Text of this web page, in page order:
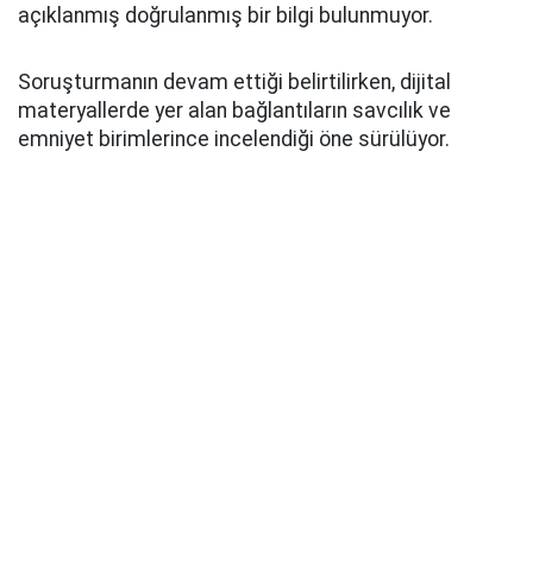
açıklanmış doğrulanmış bir bilgi bulunmuyor.
Soruşturmanın devam ettiği belirtilirken, dijital
materyallerde yer alan bağlantıların savcılık ve
emniyet birimlerince incelendiği öne sürülüyor.